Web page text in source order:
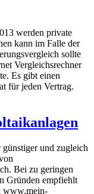
werden private
kann im Falle der
sollte
Vergleichsrechner
Es gibt einen
für jeden Vertrag.
günstiger und zugleich
Bei zu geringen
Gründen empfiehlt
www.mein-